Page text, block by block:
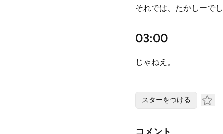
それでは、たかしーで
03:00
じゃねえ。
スターをつける
コメント